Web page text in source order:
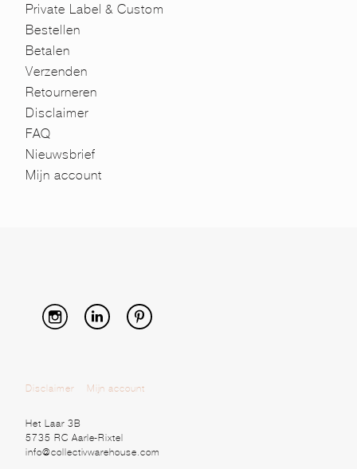
Private Label & Custom
Bestellen
Betalen
Verzenden
Retourneren
Disclaimer
FAQ
Nieuwsbrief
Mijn account
Disclaimer Mijn account
Het Laar 3B
5735 RC Aarle-Rixtel
info@collectivwarehouse.com